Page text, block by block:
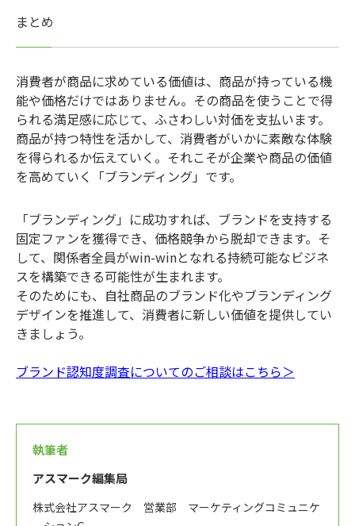
まとめ
消費者が商品に求めている価値は、商品が持っている機
能や価格だけではありません。その商品を使うことで得
られる満足感に応じて、ふさわしい対価を支払います。
商品が持つ特性を活かして、消費者がいかに素敵な体験
を得られるか伝えていく。それこそが企業や商品の価値
を高めていく「ブランディング」です。
「ブランディング」に成功すれば、ブランドを支持する
固定ファンを獲得でき、価格競争から脱却できます。そ
して、関係者全員がwin-winとなれる持続可能なビジネ
スを構築できる可能性が生まれます。
そのためにも、自社商品のブランド化やブランディング
デザインを推進して、消費者に新しい価値を提供してい
きましょう。
ブランド認知度調査についてのご相談はこちら＞
執筆者
アスマーク編集局
株式会社アスマーク 営業部 マーケティングコミュニケ